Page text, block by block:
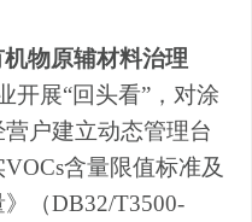
物原辅材料治理
开展“回头看”， 对涂
户建立动态管理台
VOCs含量限值标准及
》（DB32/T3500-